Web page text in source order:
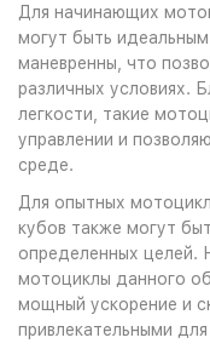
Для начинающих
могут быть
маневренны, что
различных условиях.
легкости, такие
управлении и
среде.
Для опытных
кубов также могут
определенных целей.
мотоциклы данного
мощный ускорение и
привлекательными